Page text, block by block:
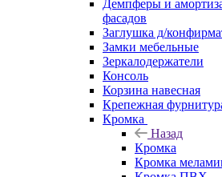
Демпферы и
фасадов
Заглушка д/
Замки мебельные
Зеркалодержатели
Консоль
Корзина навесная
Крепежная
Кромка
Назад
Кромка
Кромка